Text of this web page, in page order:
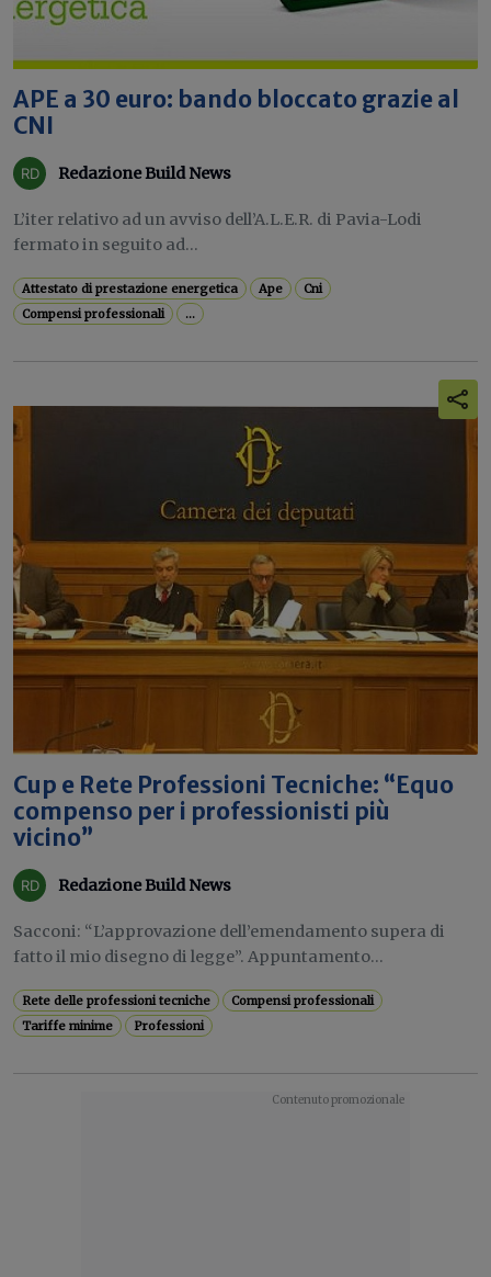
APE a 30 euro: bando bloccato grazie al
CNI
Redazione Build News
L’iter relativo ad un avviso dell’A.L.E.R. di Pavia-Lodi
fermato in seguito ad...
Attestato di prestazione energetica Ape
Cni
Compensi professionali
...
Cup e Rete Professioni Tecniche: “Equo
compenso per i professionisti più
vicino”
Redazione Build News
Sacconi: “L’approvazione dell’emendamento supera di
fatto il mio disegno di legge”. Appuntamento...
Rete delle professioni tecniche
Compensi professionali
Tariffe minime
Professioni